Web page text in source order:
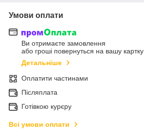
Умови оплати
Ви отримаєте замовлення
або гроші повернуться на вашу картку
Детальніше
Оплатити частинами
Післяплата
Готівкою курєру
Всі умови оплати